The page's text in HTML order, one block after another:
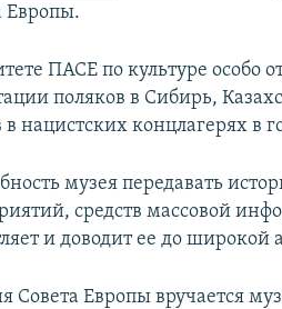
Европы.
ПАСЕ по культуре особо
поляков в Сибирь,
в нацистских концлагерях в
музея передавать
средств массовой
и доводит ее до
Совета Европы вручается